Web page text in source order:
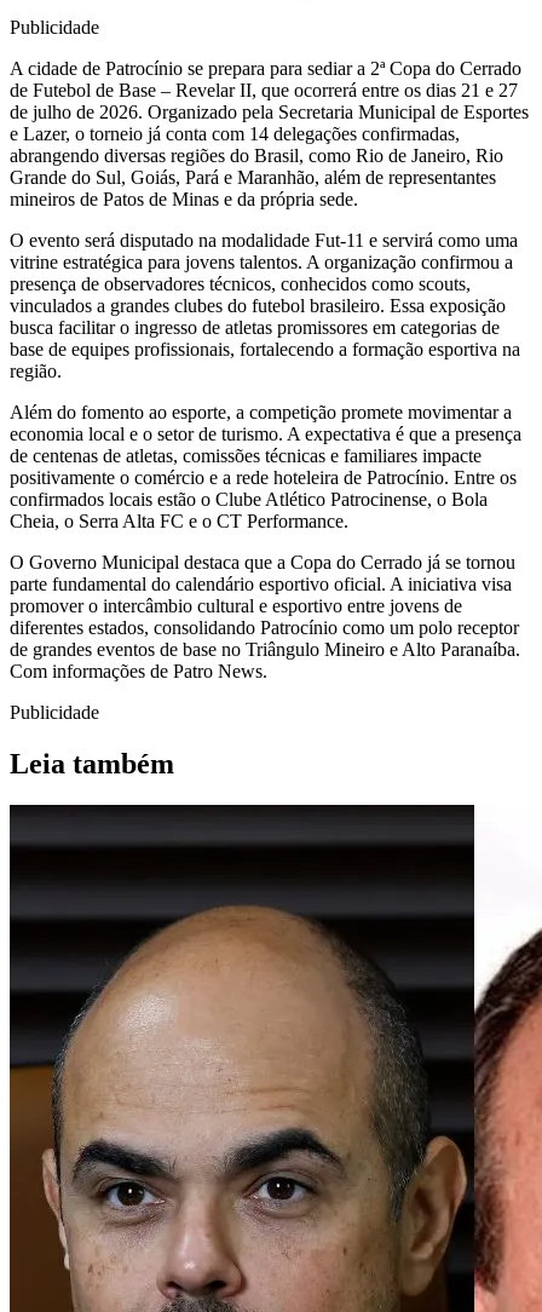
Publicidade
A cidade de Patrocínio se prepara para sediar a 2ª Copa do Cerrado
de Futebol de Base – Revelar II, que ocorrerá entre os dias 21 e 27
de julho de 2026. Organizado pela Secretaria Municipal de Esportes
e Lazer, o torneio já conta com 14 delegações confirmadas,
abrangendo diversas regiões do Brasil, como Rio de Janeiro, Rio
Grande do Sul, Goiás, Pará e Maranhão, além de representantes
mineiros de Patos de Minas e da própria sede.
O evento será disputado na modalidade Fut-11 e servirá como uma
vitrine estratégica para jovens talentos. A organização confirmou a
presença de observadores técnicos, conhecidos como scouts,
vinculados a grandes clubes do futebol brasileiro. Essa exposição
busca facilitar o ingresso de atletas promissores em categorias de
base de equipes profissionais, fortalecendo a formação esportiva na
região.
Além do fomento ao esporte, a competição promete movimentar a
economia local e o setor de turismo. A expectativa é que a presença
de centenas de atletas, comissões técnicas e familiares impacte
positivamente o comércio e a rede hoteleira de Patrocínio. Entre os
confirmados locais estão o Clube Atlético Patrocinense, o Bola
Cheia, o Serra Alta FC e o CT Performance.
O Governo Municipal destaca que a Copa do Cerrado já se tornou
parte fundamental do calendário esportivo oficial. A iniciativa visa
promover o intercâmbio cultural e esportivo entre jovens de
diferentes estados, consolidando Patrocínio como um polo receptor
de grandes eventos de base no Triângulo Mineiro e Alto Paranaíba.
Com informações de Patro News.
Publicidade
Leia também